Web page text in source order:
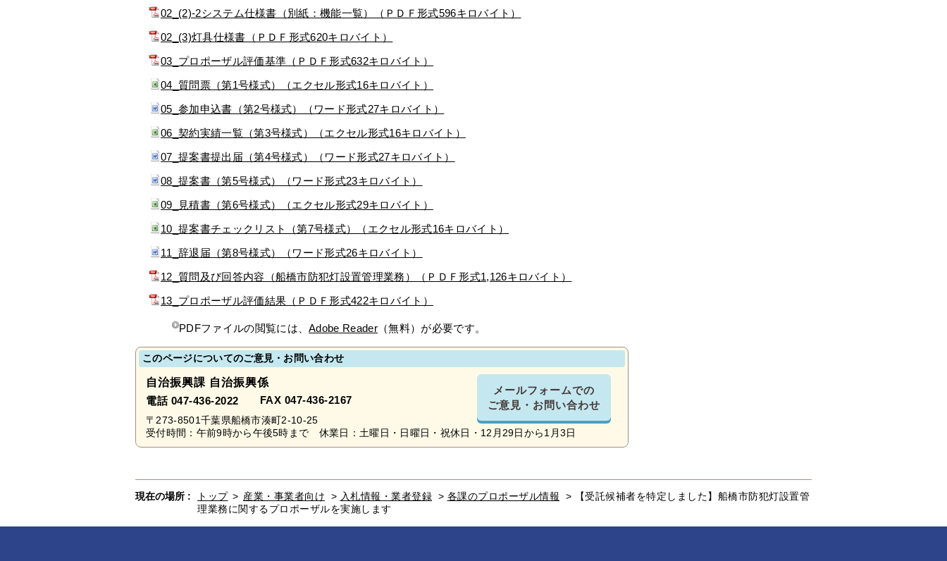
02_(2)-2システム仕様書（別紙：機能一覧）（ＰＤＦ形式596キロバイト）
02_(3)灯具仕様書（ＰＤＦ形式620キロバイト）
03_プロポーザル評価基準（ＰＤＦ形式632キロバイト）
04_質問票（第1号様式）（エクセル形式16キロバイト）
05_参加申込書（第2号様式）（ワード形式27キロバイト）
06_契約実績一覧（第3号様式）（エクセル形式16キロバイト）
07_提案書提出届（第4号様式）（ワード形式27キロバイト）
08_提案書（第5号様式）（ワード形式23キロバイト）
09_見積書（第6号様式）（エクセル形式29キロバイト）
10_提案書チェックリスト（第7号様式）（エクセル形式16キロバイト）
11_辞退届（第8号様式）（ワード形式26キロバイト）
12_質問及び回答内容（船橋市防犯灯設置管理業務）（ＰＤＦ形式1,126キロバイト）
13_プロポーザル評価結果（ＰＤＦ形式422キロバイト）
PDFファイルの閲覧には、Adobe Reader （無料）が必要です。
このページについてのご意見・お問い合わせ
自治振興課 自治振興係
電話 047-436-2022 FAX 047-436-2167
メールフォームでの
ご意見・お問い合わせ
〒273-8501千葉県船橋市湊町2-10-25
受付時間：午前9時から午後5時まで 休業日：土曜日・日曜日・祝休日・12月29日から1月3日
現在の場所 : トップ > 産業・事業者向け > 入札情報・業者登録 > 各課のプロポーザル情報 >
【受託候補者を特定しました】船橋市防犯灯設置管
理業務に関するプロポーザルを実施します